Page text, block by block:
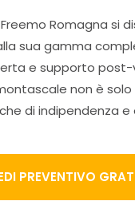
Freemo Romagna si
sua gamma
e supporto
non è
di indipendenza e
PREVENTIVO